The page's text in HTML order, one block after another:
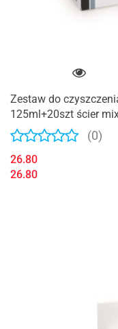
Zestaw do
125ml+20szt ścier
(0)
26.80
26.80